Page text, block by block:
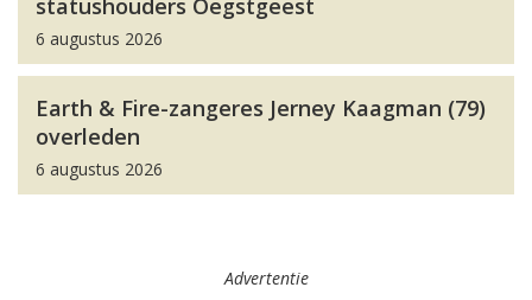
statushouders Oegstgeest
6 augustus 2026
Earth & Fire-zangeres Jerney Kaagman (79)
overleden
6 augustus 2026
Advertentie